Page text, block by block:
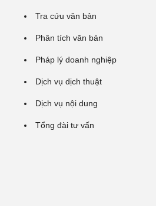
Tra cứu văn bản
Phân tích văn bản
Pháp lý doanh nghiệp
Dịch vụ dịch thuật
Dịch vụ nội dung
Tổng đài tư vấn